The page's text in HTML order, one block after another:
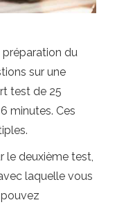
du
sur une
test de 25
minutes. Ces
le deuxième test,
laquelle vous